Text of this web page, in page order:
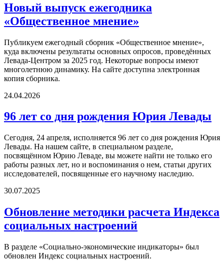
Новый выпуск ежегодника
«Общественное мнение»
Публикуем ежегодный сборник «Общественное мнение»,
куда включены результаты основных опросов, проведённых
Левада-Центром за 2025 год. Некоторые вопросы имеют
многолетнюю динамику. На сайте доступна электронная
копия сборника.
24.04.2026
96 лет со дня рождения Юрия Левады
Сегодня, 24 апреля, исполняется 96 лет со дня рождения Юрия
Левады. На нашем сайте, в специальном разделе,
посвящённом Юрию Леваде, вы можете найти не только его
работы разных лет, но и воспоминания о нем, статьи других
исследователей, посвященные его научному наследию.
30.07.2025
Обновление методики расчета Индекса
социальных настроений
В разделе «Социально-экономические индикаторы» был
обновлен Индекс социальных настроений.